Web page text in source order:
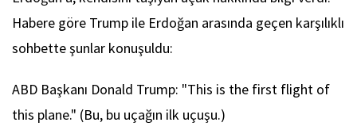
Habere göre Trump ile Erdoğan arasında geçen karşılıklı
sohbette şunlar konuşuldu:
ABD Başkanı Donald Trump: "This is the first flight of
this plane." (Bu, bu uçağın ilk uçuşu.)